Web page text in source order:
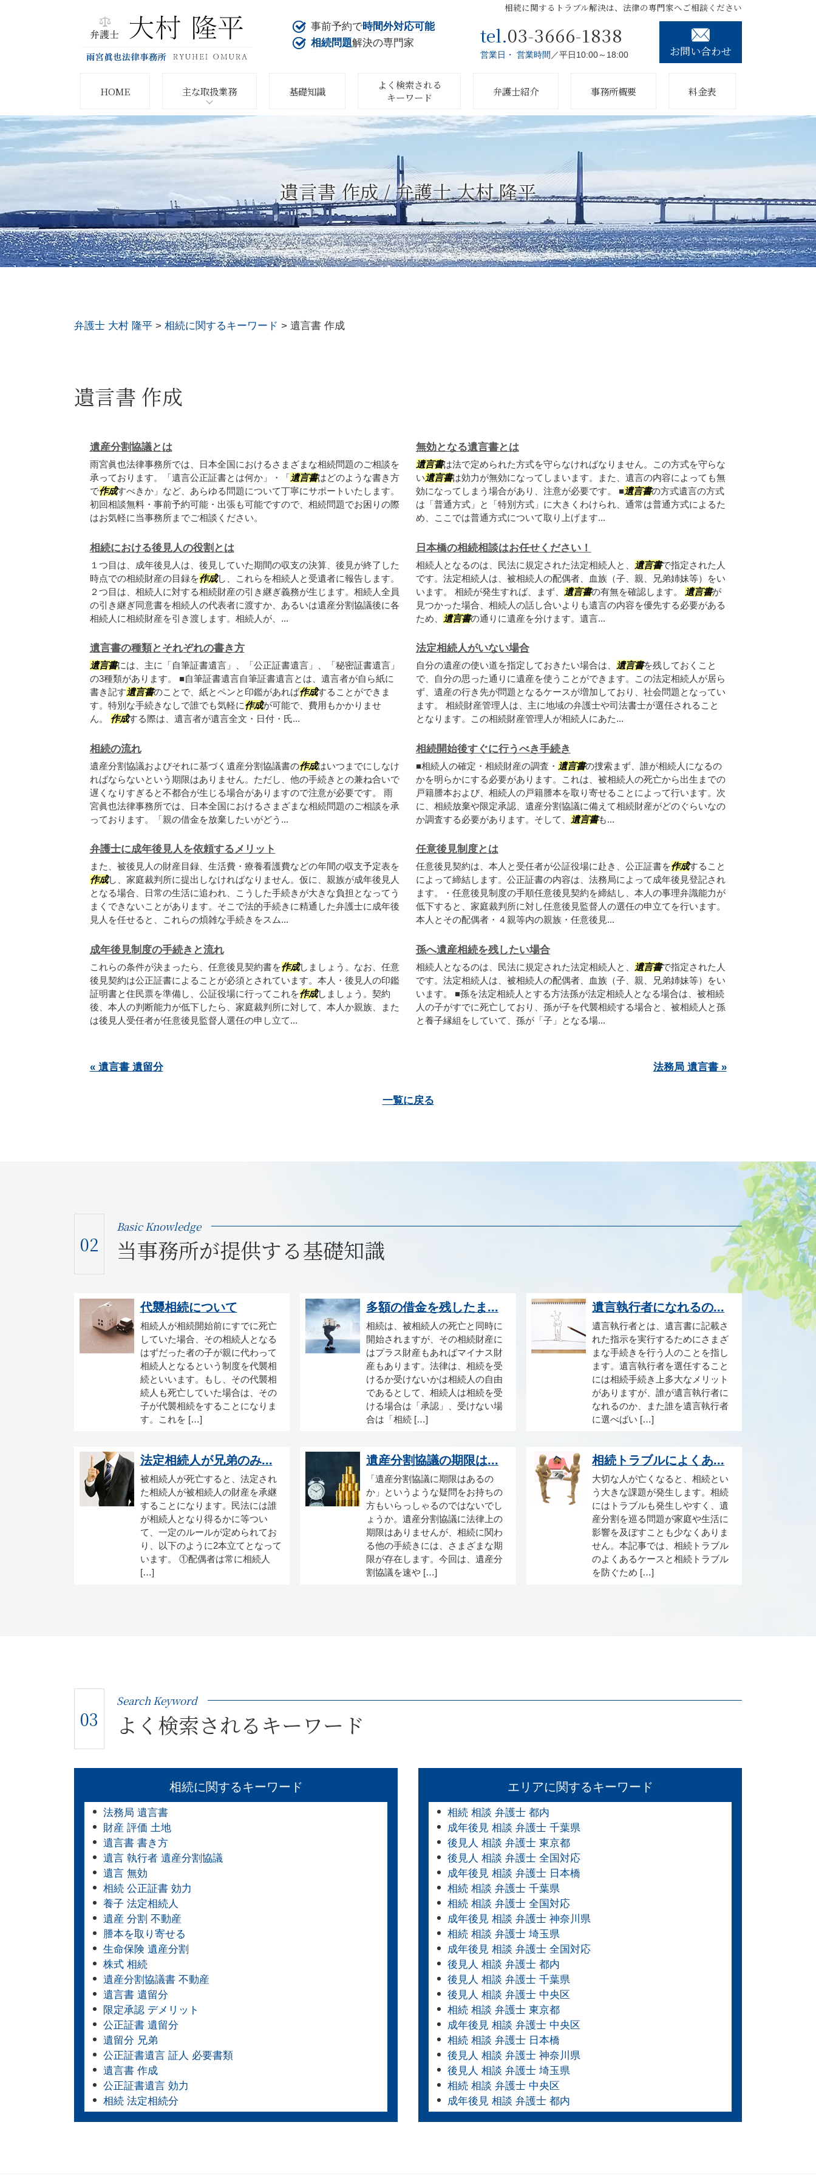
遺言書 作成 / 弁護士 大村 隆平
相続に関するトラブル解決は、法律の専門家へご相談ください
事前予約で時間外対応可能
相続問題解決の専門家 tel.03-3666-1838
営業日・ 営業時間 ／平日10:00～18:00 お問い合わせ
HOME 主な取扱業務 基礎知識
よく検索される
キーワード
弁護士紹介 事務所概要 料金表
弁護士 大村 隆平 > 相続に関するキーワード > 遺言書 作成
遺言書 作成
遺産分割協議とは
雨宮眞也法律事務所では、日本全国におけるさまざまな相続問題のご相談を
承っております。「遺言公正証書とは何か」・「遺言書はどのような書き方
で作成すべきか」など、あらゆる問題について丁寧にサポートいたします。
初回相談無料・事前予約可能・出張も可能ですので、相続問題でお困りの際
はお気軽に当事務所までご相談ください。
無効となる遺言書とは
遺言書は法で定められた方式を守らなければなりません。この方式を守らな
い遺言書は効力が無効になってしまいます。また、遺言の内容によっても無
効になってしまう場合があり、注意が必要です。 ■遺言書の方式遺言の方式
は「普通方式」と「特別方式」に大きくわけられ、通常は普通方式によるた
め、ここでは普通方式について取り上げます...
相続における後見人の役割とは
１つ目は、成年後見人は、後見していた期間の収支の決算、後見が終了した
時点での相続財産の目録を作成し、これらを相続人と受遺者に報告します。
２つ目は、相続人に対する相続財産の引き継ぎ義務が生じます。相続人全員
の引き継ぎ同意書を相続人の代表者に渡すか、あるいは遺産分割協議後に各
相続人に相続財産を引き渡します。相続人が、...
日本橋の相続相談はお任せください！
相続人となるのは、民法に規定された法定相続人と、 遺言書で指定された人
です。法定相続人は、被相続人の配偶者、血族（子、親、兄弟姉妹等）をい
います。 相続が発生すれば、まず、
遺言書の有無を確認します。 遺言書が
見つかった場合、相続人の話し合いよりも遺言の内容を優先する必要がある
ため、
遺言書の通りに遺産を分けます。遺言...
遺言書の種類とそれぞれの書き方
遺言書には、主に「自筆証書遺言」、「公正証書遺言」、「秘密証書遺言」
の3種類があります。 ■自筆証書遺言自筆証書遺言とは、遺言者が自ら紙に
書き記す遺言書のことで、紙とペンと印鑑があれば作成することができま
す。特別な手続きなしで誰でも気軽に作成が可能で、費用もかかりませ
ん。 作成する際は、遺言者が遺言全文・日付・氏...
法定相続人がいない場合
自分の遺産の使い道を指定しておきたい場合は、 遺言書を残しておくこと
で、自分の思った通りに遺産を使うことができます。この法定相続人が居ら
ず、遺産の行き先が問題となるケースが増加しており、社会問題となってい
ます。 相続財産管理人は、主に地域の弁護士や司法書士が選任されること
となります。この相続財産管理人が相続人にあた...
相続の流れ
遺産分割協議およびそれに基づく遺産分割協議書の作成はいつまでにしなけ
ればならないという期限はありません。ただし、他の手続きとの兼ね合いで
遅くなりすぎると不都合が生じる場合がありますので注意が必要です。 雨
宮眞也法律事務所では、日本全国におけるさまざまな相続問題のご相談を承
っております。「親の借金を放棄したいがどう...
相続開始後すぐに行うべき手続き
■相続人の確定・相続財産の調査・ 遺言書の捜索まず、誰が相続人になるの
かを明らかにする必要があります。これは、被相続人の死亡から出生までの
戸籍謄本および、相続人の戸籍謄本を取り寄せることによって行います。次
に、相続放棄や限定承認、遺産分割協議に備えて相続財産がどのぐらいなの
か調査する必要があります。そして、
遺言書も...
弁護士に成年後見人を依頼するメリット
また、被後見人の財産目録、生活費・療養看護費などの年間の収支予定表を
作成し、家庭裁判所に提出しなければなりません。仮に、親族が成年後見人
となる場合、日常の生活に追われ、こうした手続きが大きな負担となってう
まくできないことがあります。そこで法的手続きに精通した弁護士に成年後
見人を任せると、これらの煩雑な手続きをスム...
任意後見制度とは
任意後見契約は、本人と受任者が公証役場に赴き、公正証書を作成すること
によって締結します。公正証書の内容は、法務局によって成年後見登記され
ます。・任意後見制度の手順任意後見契約を締結し、本人の事理弁識能力が
低下すると、家庭裁判所に対し任意後見監督人の選任の申立てを行います。
本人とその配偶者・４親等内の親族・任意後見...
成年後見制度の手続きと流れ
これらの条件が決まったら、任意後見契約書を作成しましょう。なお、任意
後見契約は公正証書によることが必須とされています。本人・後見人の印鑑
証明書と住民票を準備し、公証役場に行ってこれを作成しましょう。契約
後、本人の判断能力が低下したら、家庭裁判所に対して、本人か親族、また
は後見人受任者が任意後見監督人選任の申し立て...
孫へ遺産相続を残したい場合
相続人となるのは、民法に規定された法定相続人と、 遺言書で指定された人
です。法定相続人は、被相続人の配偶者、血族（子、親、兄弟姉妹等）をい
います。 ■孫を法定相続人とする方法孫が法定相続人となる場合は、被相続
人の子がすでに死亡しており、孫が子を代襲相続する場合と、被相続人と孫
と養子縁組をしていて、孫が「子」となる場...
« 遺言書 遺留分 法務局 遺言書 »
一覧に戻る
02
Basic Knowledge
当事務所が提供する基礎知識
代襲相続について
相続人が相続開始前にすでに死亡
していた場合、その相続人となる
はずだった者の子が親に代わって
相続人となるという制度を代襲相
続といいます。もし、その代襲相
続人も死亡していた場合は、その
子が代襲相続をすることになりま
す。これを […]
多額の借金を残したま...
相続は、被相続人の死亡と同時に
開始されますが、その相続財産に
はプラス財産もあればマイナス財
産もあります。法律は、相続を受
けるか受けないかは相続人の自由
であるとして、相続人は相続を受
ける場合は「承認」、受けない場
合は「相続 […]
遺言執行者になれるの...
遺言執行者とは、遺言書に記載さ
れた指示を実行するためにさまざ
まな手続きを行う人のことを指し
ます。遺言執行者を選任すること
には相続手続き上多大なメリット
がありますが、誰が遺言執行者に
なれるのか、また誰を遺言執行者
に選べばい […]
法定相続人が兄弟のみ...
被相続人が死亡すると、法定され
た相続人が被相続人の財産を承継
することになります。民法には誰
が相続人となり得るかに等つい
て、一定のルールが定められてお
り、以下のように2本立てとなって
います。 ①配偶者は常に相続人
[…]
遺産分割協議の期限は...
「遺産分割協議に期限はあるの
か」というような疑問をお持ちの
方もいらっしゃるのではないでし
ょうか。遺産分割協議に法律上の
期限はありませんが、相続に関わ
る他の手続きには、さまざまな期
限が存在します。今回は、遺産分
割協議を速や […]
相続トラブルによくあ...
大切な人が亡くなると、相続とい
う大きな課題が発生します。相続
にはトラブルも発生しやすく、遺
産分割を巡る問題が家庭や生活に
影響を及ぼすことも少なくありま
せん。本記事では、相続トラブル
のよくあるケースと相続トラブル
を防ぐため […]
03
Search Keyword
よく検索されるキーワード
相続に関するキーワード
法務局 遺言書
財産 評価 土地
遺言書 書き方
遺言 執行者 遺産分割協議
遺言 無効
相続 公正証書 効力
養子 法定相続人
遺産 分割 不動産
謄本を取り寄せる
生命保険 遺産分割
株式 相続
遺産分割協議書 不動産
遺言書 遺留分
限定承認 デメリット
公正証書 遺留分
遺留分 兄弟
公正証書遺言 証人 必要書類
遺言書 作成
公正証書遺言 効力
相続 法定相続分
エリアに関するキーワード
相続 相談 弁護士 都内
成年後見 相談 弁護士 千葉県
後見人 相談 弁護士 東京都
後見人 相談 弁護士 全国対応
成年後見 相談 弁護士 日本橋
相続 相談 弁護士 千葉県
相続 相談 弁護士 全国対応
成年後見 相談 弁護士 神奈川県
相続 相談 弁護士 埼玉県
成年後見 相談 弁護士 全国対応
後見人 相談 弁護士 都内
後見人 相談 弁護士 千葉県
後見人 相談 弁護士 中央区
相続 相談 弁護士 東京都
成年後見 相談 弁護士 中央区
相続 相談 弁護士 日本橋
後見人 相談 弁護士 神奈川県
後見人 相談 弁護士 埼玉県
相続 相談 弁護士 中央区
成年後見 相談 弁護士 都内